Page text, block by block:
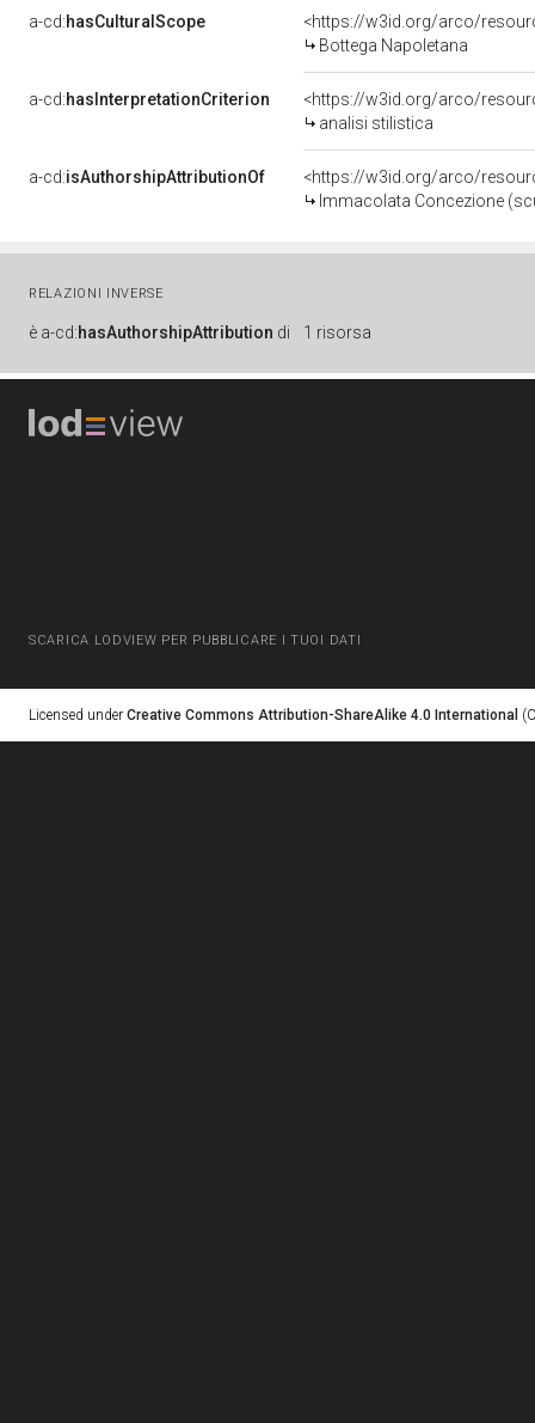
a-cd:hasCulturalScope
<https://w3id.org/arco/
Bottega Napoletana
a-cd:hasInterpretationCriterion
<https://w3id.org/arco/
analisi stilistica
a-cd:isAuthorshipAttributionOf
<https://w3id.org/arco/
Immacolata Concezione
RELAZIONI INVERSE
è a-cd:hasAuthorshipAttribution di 1 risorsa
SCARICA LODVIEW PER PUBBLICARE I TUOI DATI
Licensed under Creative Commons Attribution-ShareAlike 4.0 International